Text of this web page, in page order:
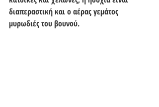
διαπεραστική και ο αέρας γεμάτος
μυρωδιές του βουνού.